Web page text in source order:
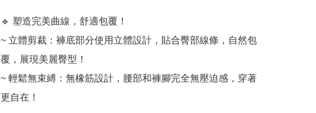
🔹 塑造完美曲線，舒適包覆！
~ 立體剪裁：褲底部分使用立體設計，貼合臀部線條，自然包
覆，展現美麗臀型！
~ 輕鬆無束縛：無橡筋設計，腰部和褲腳完全無壓迫感，穿著
更自在！